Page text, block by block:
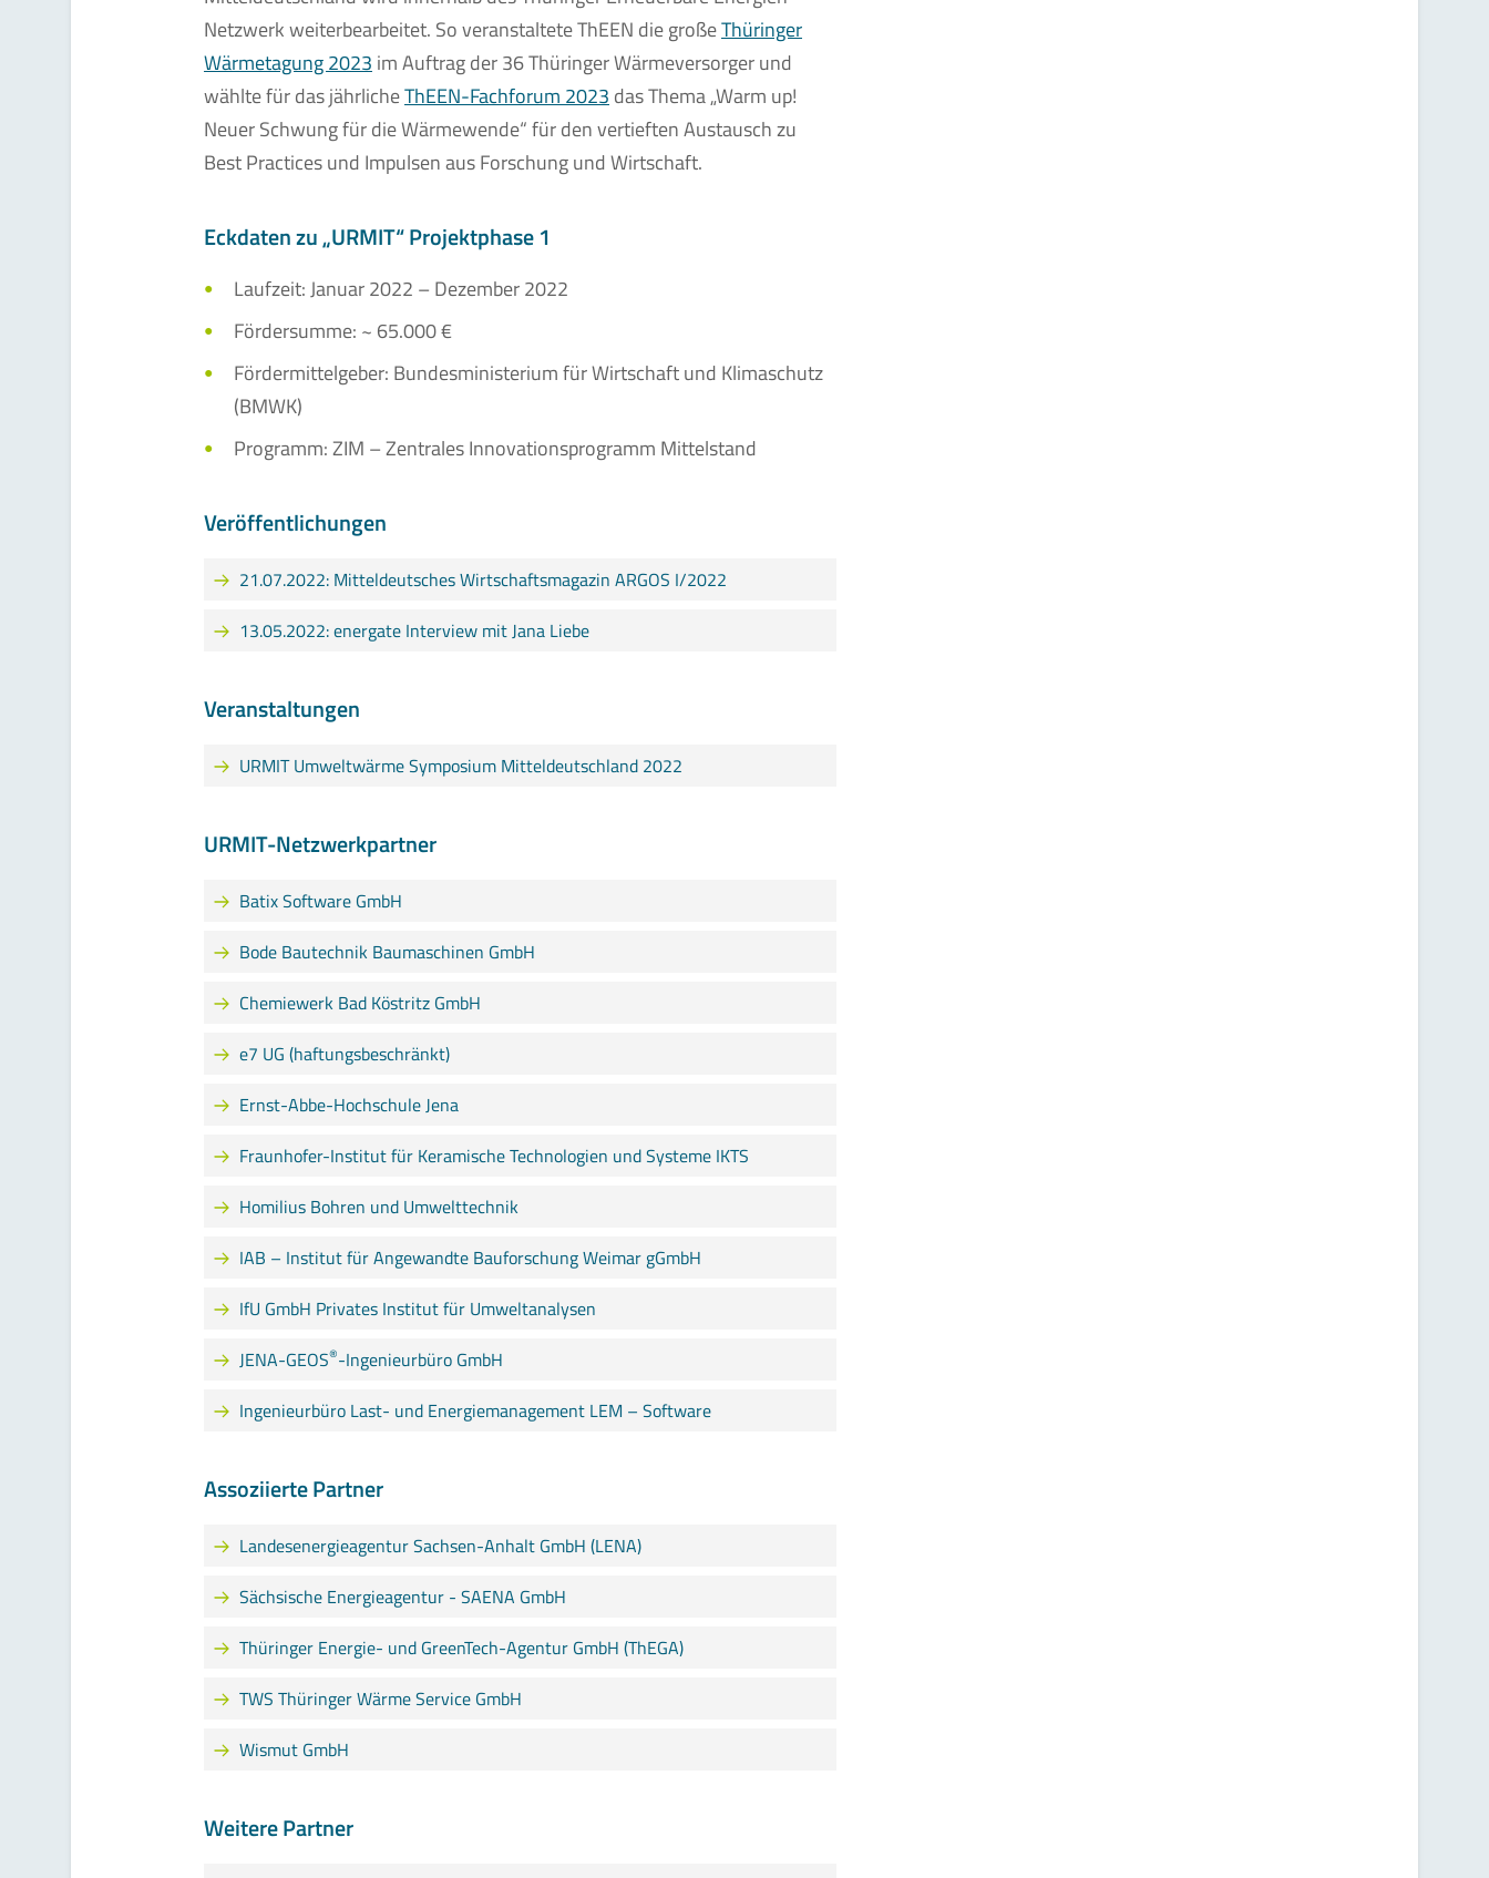
Netzwerk weiterbearbeitet. So veranstaltete ThEEN die großeThüringer
Wärmetagung 2023 im Auftrag der 36 Thüringer Wärmeversorger und
wählte für das jährlicheThEEN-Fachforum 2023 das Thema „Warm up!
Neuer Schwung für die Wärmewende“ für den vertieften Austausch zu
Best Practices und Impulsen aus Forschung und Wirtschaft.
Eckdaten zu „URMIT“ Projektphase 1
Laufzeit: Januar 2022 – Dezember 2022
Fördersumme: ~ 65.000 €
Fördermittelgeber: Bundesministerium für Wirtschaft und Klimaschutz
(BMWK)
Programm: ZIM – Zentrales Innovationsprogramm Mittelstand
Veröffentlichungen
21.07.2022: Mitteldeutsches Wirtschaftsmagazin ARGOS I/2022
13.05.2022: energate Interview mit Jana Liebe
Veranstaltungen
URMIT Umweltwärme Symposium Mitteldeutschland 2022
URMIT-Netzwerkpartner
Batix Software GmbH
Bode Bautechnik Baumaschinen GmbH
Chemiewerk Bad Köstritz GmbH
e7 UG (haftungsbeschränkt)
Ernst-Abbe-Hochschule Jena
Fraunhofer-Institut für Keramische Technologien und Systeme IKTS
Homilius Bohren und Umwelttechnik
IAB – Institut für Angewandte Bauforschung Weimar gGmbH
IfU GmbH Privates Institut für Umweltanalysen
JENA-GEOS®-Ingenieurbüro GmbH
Ingenieurbüro Last- und Energiemanagement LEM – Software
Assoziierte Partner
Landesenergieagentur Sachsen-Anhalt GmbH (LENA)
Sächsische Energieagentur - SAENA GmbH
Thüringer Energie- und GreenTech-Agentur GmbH (ThEGA)
TWS Thüringer Wärme Service GmbH
Wismut GmbH
Weitere Partner